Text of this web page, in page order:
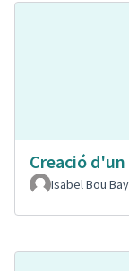
Creació d'un
Isabel Bou